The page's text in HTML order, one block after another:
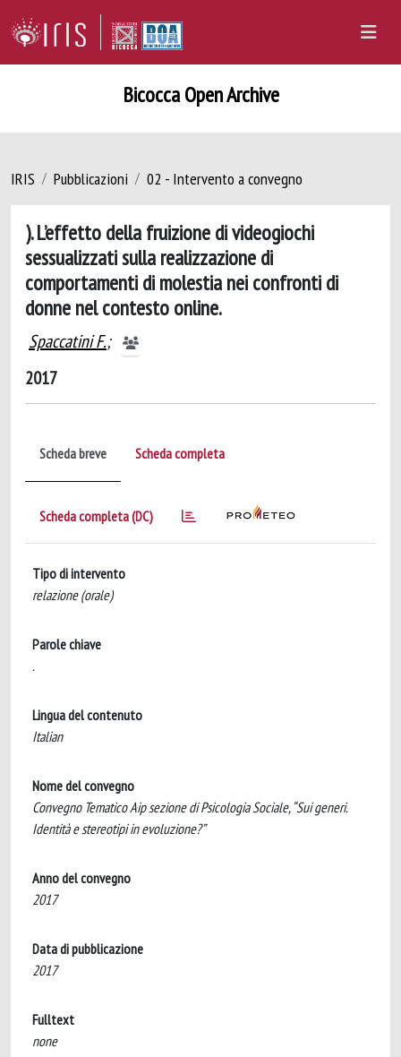
Bicocca Open Archive
IRIS Pubblicazioni 02 - Intervento a convegno
). L’effetto della fruizione di videogiochi
sessualizzati sulla realizzazione di
comportamenti di molestia nei confronti di
donne nel contesto online.
Spaccatini F.;
2017
Scheda breve Scheda completa
Scheda completa (DC)
Tipo di intervento
relazione (orale)
Parole chiave
.
Lingua del contenuto
Italian
Nome del convegno
Convegno Tematico Aip sezione di Psicologia Sociale, “Sui generi.
Identità e stereotipi in evoluzione?”
Anno del convegno
2017
Data di pubblicazione
2017
Fulltext
none